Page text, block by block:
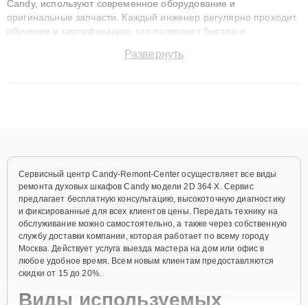
Candy, используют современное оборудование и
оригинальные запчасти. Каждый инженер регулярно проходит
обучение и сертификацию, что позволяет быстро и
сохранением гарантии до 3 лет. Наши мастера решают
Развернуть
Сервисный центр Candy-Remont-Center осуществляет все виды
ремонта духовых шкафов Candy модели 2D 364 X. Сервис
предлагает бесплатную консультацию, высокоточную диагностику
и фиксированные для всех клиентов цены. Передать технику на
обслуживание можно самостоятельно, а также через собственную
службу доставки компании, которая работает по всему городу
Москва. Действует услуга выезда мастера на дом или офис в
любое удобное время. Всем новым клиентам предоставляются
скидки от 15 до 20%.
Виды используемых